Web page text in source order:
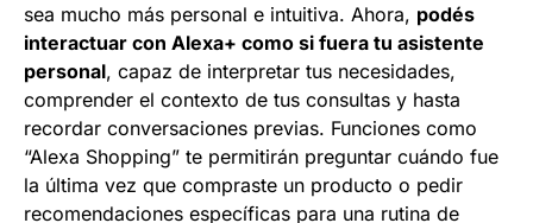
sea mucho más personal e intuitiva. Ahora, podés
interactuar con Alexa+ como si fuera tu asistente
personal, capaz de interpretar tus necesidades,
comprender el contexto de tus consultas y hasta
recordar conversaciones previas. Funciones como
“Alexa Shopping” te permitirán preguntar cuándo fue
la última vez que compraste un producto o pedir
recomendaciones específicas para una rutina de